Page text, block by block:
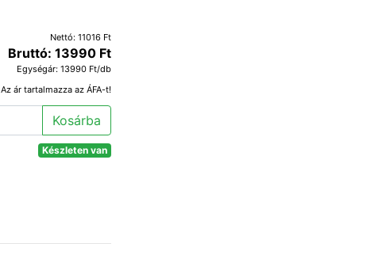
Nettó: 11016 Ft
Bruttó: 13990 Ft
Egységár: 13990 Ft/db
Az ár tartalmazza az ÁFA-t!
Kosárba
Készleten van